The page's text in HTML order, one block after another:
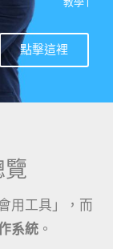
覽
用工具」，而
系統 。